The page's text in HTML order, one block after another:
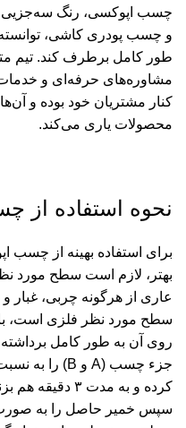
چسب اپوکسی، رنگ سه‌جزیی
و چسب پودری کاشی،
طور کامل برطرف کند. تیم
مشاوره‌های حرفه‌ای و
کنار مشتریان خود بوده و آن‌ها
محصولات یاری می‌کند.
نحوه استفاده از
برای استفاده بهینه از چسب
بهتر، لازم است سطح مورد
عاری از هرگونه چربی، غبار
سطح مورد نظر فلزی است،
روی آن به طور کامل
کرده و به مدت ۳
سپس خمیر حاصل را به